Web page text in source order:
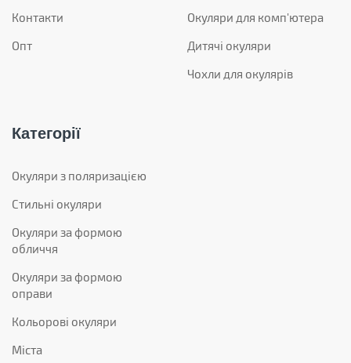
Контакти
Опт
Окуляри для комп'ютера
Дитячі окуляри
Чохли для окулярів
Категорії
Окуляри з поляризацією
Стильні окуляри
Окуляри за формою
обличчя
Окуляри за формою
оправи
Кольорові окуляри
Міста